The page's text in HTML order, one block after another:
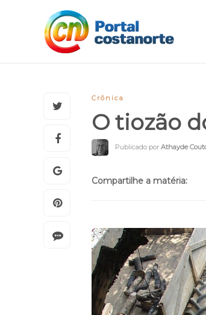
Crônica
O tiozão
Publicado por Athayde
Compartilhe a matéria: